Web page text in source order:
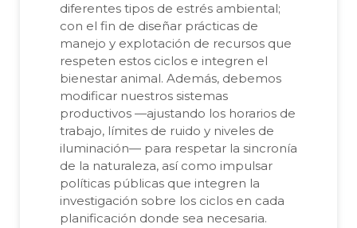
diferentes tipos de estrés ambiental;
con el fin de diseñar prácticas de
manejo y explotación de recursos que
respeten estos ciclos e integren el
bienestar animal. Además, debemos
modificar nuestros sistemas
productivos —ajustando los horarios de
trabajo, límites de ruido y niveles de
iluminación— para respetar la sincronía
de la naturaleza, así como impulsar
políticas públicas que integren la
investigación sobre los ciclos en cada
planificación donde sea necesaria.